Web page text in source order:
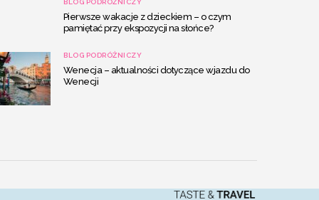
BLOG PODRÓŻNICZY
Pierwsze wakacje z dzieckiem – o czym
pamiętać przy ekspozycji na słońce?
BLOG PODRÓŻNICZY
Wenecja – aktualności dotyczące wjazdu do
Wenecji